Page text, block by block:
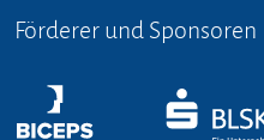
Förderer und Sponsoren